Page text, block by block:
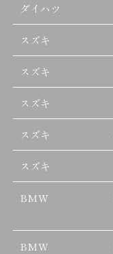
ダイハツ
スズキ
スズキ
スズキ
スズキ
スズキ
BMW
BMW